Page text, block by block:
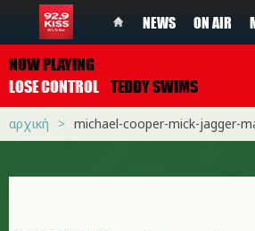
NEWS ON AIR
NOW PLAYING
LOSE CONTROL TEDDY SWIMS
αρχική michael-cooper-mick-jagger-